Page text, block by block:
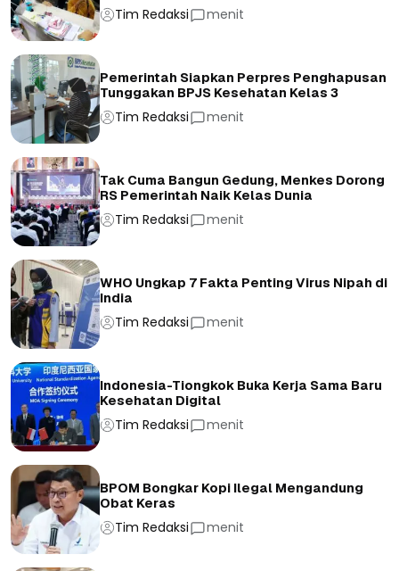
Tim Redaksi menit
Pemerintah Siapkan Perpres Penghapusan
Tunggakan BPJS Kesehatan Kelas 3
Tim Redaksi menit
Tak Cuma Bangun Gedung, Menkes Dorong
RS Pemerintah Naik Kelas Dunia
Tim Redaksi menit
WHO Ungkap 7 Fakta Penting Virus Nipah di
India
Tim Redaksi menit
Indonesia-Tiongkok Buka Kerja Sama Baru
Kesehatan Digital
Tim Redaksi menit
BPOM Bongkar Kopi Ilegal Mengandung
Obat Keras
Tim Redaksi menit